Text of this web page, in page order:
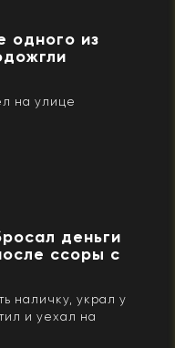
одного из
на улице
деньги
ссоры с
наличку, украл у
и уехал на